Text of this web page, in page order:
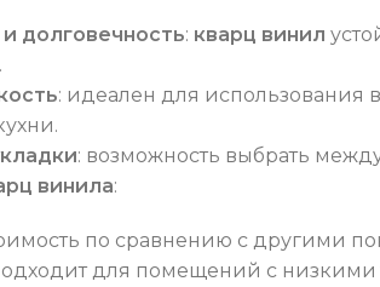
долговечность: кварц винил
: идеален для использования
: возможность выбрать
винила:
по сравнению с другими
для помещений с низкими